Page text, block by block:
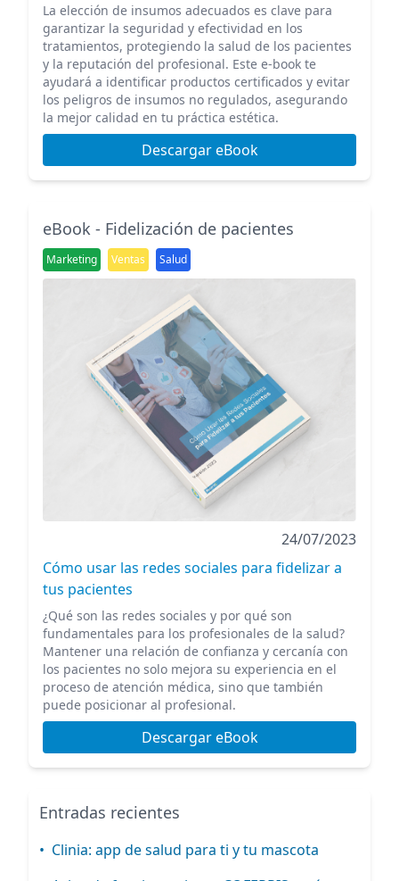
La elección de insumos adecuados es clave para
garantizar la seguridad y efectividad en los
tratamientos, protegiendo la salud de los pacientes
y la reputación del profesional. Este e-book te
ayudará a identificar productos certificados y evitar
los peligros de insumos no regulados, asegurando
la mejor calidad en tu práctica estética.
Descargar eBook
eBook - Fidelización de pacientes
Marketing Ventas Salud
24/07/2023
Cómo usar las redes sociales para fidelizar a
tus pacientes
¿Qué son las redes sociales y por qué son
fundamentales para los profesionales de la salud?
Mantener una relación de confianza y cercanía con
los pacientes no solo mejora su experiencia en el
proceso de atención médica, sino que también
puede posicionar al profesional.
Descargar eBook
Entradas recientes
• Clinia: app de salud para ti y tu mascota